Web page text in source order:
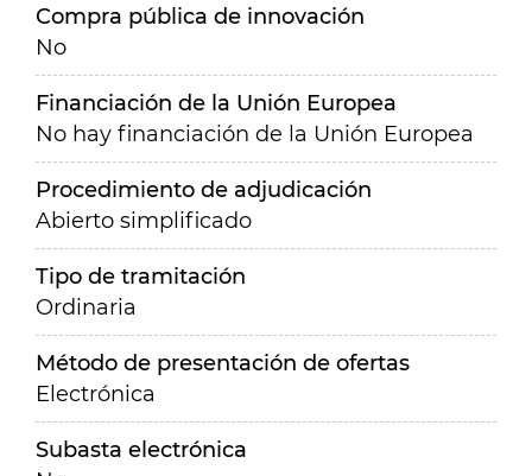
Compra pública de innovación
No
Financiación de la Unión Europea
No hay financiación de la Unión Europea
Procedimiento de adjudicación
Abierto simplificado
Tipo de tramitación
Ordinaria
Método de presentación de ofertas
Electrónica
Subasta electrónica